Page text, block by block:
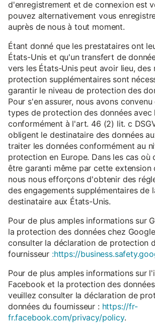
d'enregistrement et de connexion est
pouvez alternativement vous
auprès de nous à tout moment.
Étant donné que les prestataires ont
États-Unis et qu'un transfert de
vers les États-Unis peut avoir lieu, des
protection supplémentaires sont
garantir le niveau de protection des
Pour s'en assurer, nous avons
types de protection des données avec
conformément à l'art. 46 (2) lit. c
obligent le destinataire des données
traiter les données conformément au
protection en Europe. Dans les cas où
être garanti même par cette extension
nous nous efforçons d'obtenir des
des engagements supplémentaires de
destinataire aux États-Unis.
Pour de plus amples informations sur
la protection des données chez
consulter la déclaration de protection
fournisseur :https://
Pour de plus amples informations sur
Facebook et la protection des
veuillez consulter la déclaration de
données du fournisseur : https://fr-
fr.facebook.com/privacy/policy.